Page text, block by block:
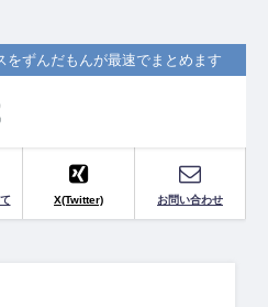
をずんだもんが最速でまとめます
X(Twitter) お問い合わせ